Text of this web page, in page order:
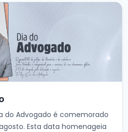
Esta data homenageia